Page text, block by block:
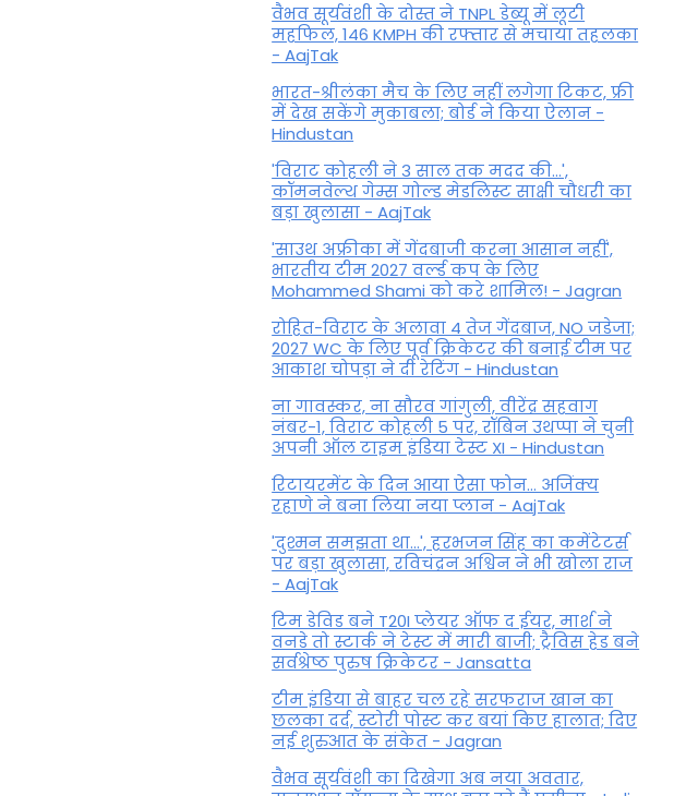
वैभव सूर्यवंशी के दोस्त ने TNPL डेब्यू में लूटी
महफिल, 146 KMPH की रफ्तार से मचाया तहलका
- AajTak
भारत-श्रीलंका मैच के लिए नहीं लगेगा टिकट, फ्री
में देख सकेंगे मुकाबला; बोर्ड ने किया ऐलान -
Hindustan
'विराट कोहली ने 3 साल तक मदद की...',
कॉमनवेल्थ गेम्स गोल्ड मेडलिस्ट साक्षी चौधरी का
बड़ा खुलासा - AajTak
'साउथ अफ्रीका में गेंदबाजी करना आसान नहीं',
भारतीय टीम 2027 वर्ल्‍ड कप के लिए
Mohammed Shami को करे शामिल! - Jagran
रोहित-विराट के अलावा 4 तेज गेंदबाज, NO जडेजा;
2027 WC के लिए पूर्व क्रिकेटर की बनाई टीम पर
आकाश चोपड़ा ने दी रेटिंग - Hindustan
ना गावस्कर, ना सौरव गांगुली, वीरेंद्र सहवाग
नंबर-1, विराट कोहली 5 पर, रॉबिन उथप्पा ने चुनी
अपनी ऑल टाइम इंडिया टेस्ट XI - Hindustan
रिटायरमेंट के दिन आया ऐसा फोन... अजिंक्य
रहाणे ने बना लिया नया प्लान - AajTak
'दुश्मन समझता था...', हरभजन सिंह का कमेंटेटर्स
पर बड़ा खुलासा, रव‍िचंद्रन अश्विन ने भी खोला राज
- AajTak
टिम डेविड बने T20I प्लेयर ऑफ द ईयर, मार्श ने
वनडे तो स्टार्क ने टेस्ट में मारी बाजी; ट्रैविस हेड बने
सर्वश्रेष्ठ पुरुष क्रिकेटर - Jansatta
टीम इंडिया से बाहर चल रहे सरफराज खान का
छलका दर्द, स्टोरी पोस्ट कर बयां किए हालात; दिए
नई शुरुआत के संकेत - Jagran
वैभव सूर्यवंशी का दिखेगा अब नया अवतार,